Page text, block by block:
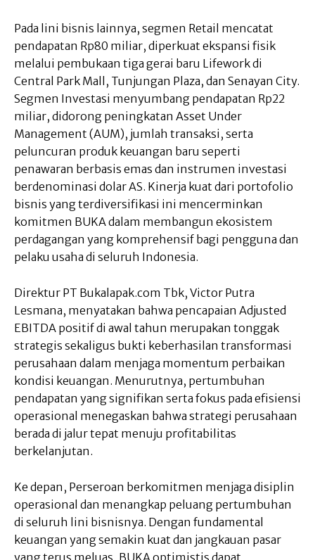
Pada lini bisnis lainnya, segmen Retail mencatat
pendapatan Rp80 miliar, diperkuat ekspansi fisik
melalui pembukaan tiga gerai baru Lifework di
Central Park Mall, Tunjungan Plaza, dan Senayan City.
Segmen Investasi menyumbang pendapatan Rp22
miliar, didorong peningkatan Asset Under
Management (AUM), jumlah transaksi, serta
peluncuran produk keuangan baru seperti
penawaran berbasis emas dan instrumen investasi
berdenominasi dolar AS. Kinerja kuat dari portofolio
bisnis yang terdiversifikasi ini mencerminkan
komitmen BUKA dalam membangun ekosistem
perdagangan yang komprehensif bagi pengguna dan
pelaku usaha di seluruh Indonesia.
Direktur PT Bukalapak.com Tbk, Victor Putra
Lesmana, menyatakan bahwa pencapaian Adjusted
EBITDA positif di awal tahun merupakan tonggak
strategis sekaligus bukti keberhasilan transformasi
perusahaan dalam menjaga momentum perbaikan
kondisi keuangan. Menurutnya, pertumbuhan
pendapatan yang signifikan serta fokus pada efisiensi
operasional menegaskan bahwa strategi perusahaan
berada di jalur tepat menuju profitabilitas
berkelanjutan.
Ke depan, Perseroan berkomitmen menjaga disiplin
operasional dan menangkap peluang pertumbuhan
di seluruh lini bisnisnya. Dengan fundamental
keuangan yang semakin kuat dan jangkauan pasar